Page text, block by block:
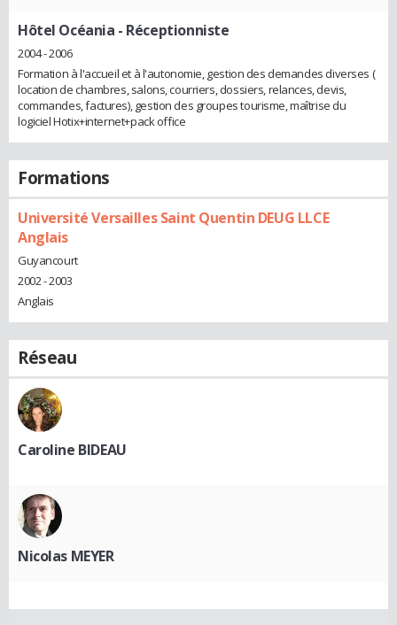
Hôtel Océania - Réceptionniste
2004 - 2006
Formation à l'accueil et à l'autonomie, gestion des demandes diverses (
location de chambres, salons, courriers, dossiers, relances, devis,
commandes, factures), gestion des groupes tourisme, maîtrise du
logiciel Hotix+internet+pack office
Formations
Université Versailles Saint Quentin DEUG LLCE
Anglais
Guyancourt
2002 - 2003
Anglais
Réseau
Caroline BIDEAU
Nicolas MEYER